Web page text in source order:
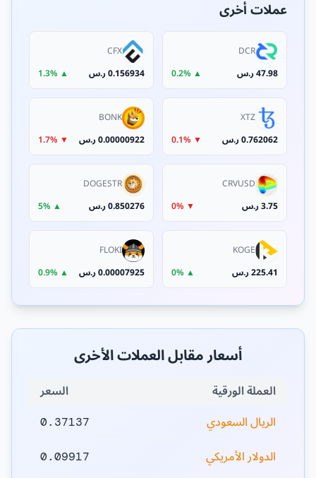
عملات أخرى
DCR
47.98 ر.س
▲ 0.2%
CFX
0.156934 ر.س
▲ 1.3%
XTZ
0.762062 ر.س
▼ 0.1%
BONK
0.00000922 ر.س
▼ 1.7%
CRVUSD
3.75 ر.س
▼ 0%
DOGESTR
0.850276 ر.س
▲ 5%
KOGE
225.41 ر.س
▲ 0%
FLOKI
0.00007925 ر.س
▲ 0.9%
أسعار مقابل العملات الأخرى
العملة الورقية
السعر
الريال السعودي
0.37137
الدولار الأمريكي 0.09917